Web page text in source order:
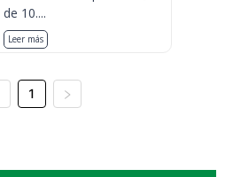
de 10....
Leer más
1